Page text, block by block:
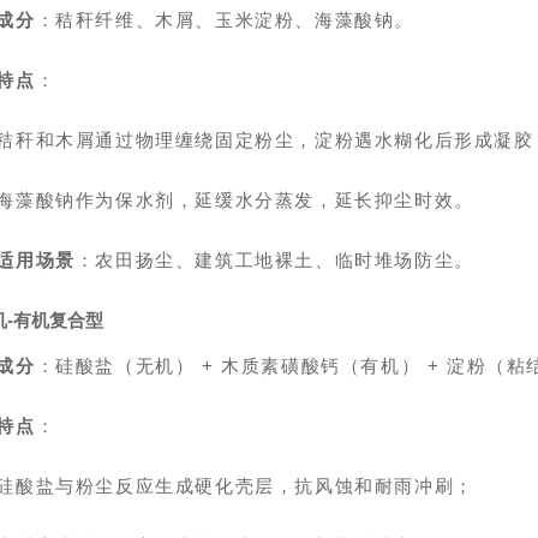
分 ：秸秆纤维、木屑、玉米淀粉、海藻酸钠。
点 ：
秆和木屑通过物理缠绕固定粉尘，淀粉遇水糊化后形成凝
藻酸钠作为保水剂，延缓水分蒸发，延长抑尘时效。
用场景 ：农田扬尘、建筑工地裸土、临时堆场防尘。
-有机复合型
分 ：硅酸盐（无机） + 木质素磺酸钙（有机） + 淀粉（粘
点 ：
酸盐与粉尘反应生成硬化壳层，抗风蚀和耐雨冲刷；